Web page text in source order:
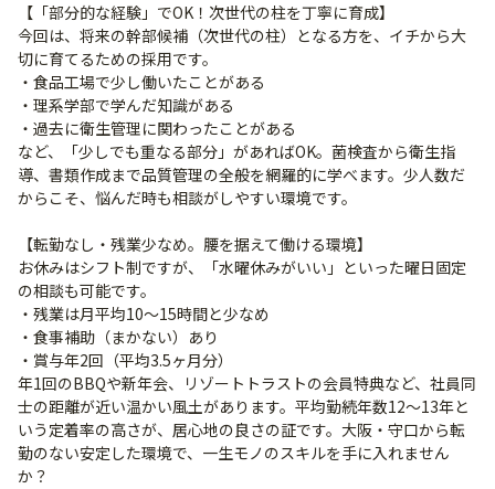
【「部分的な経験」でOK！次世代の柱を丁寧に育成】
今回は、将来の幹部候補（次世代の柱）となる方を、イチから大
切に育てるための採用です。
・食品工場で少し働いたことがある
・理系学部で学んだ知識がある
・過去に衛生管理に関わったことがある
など、「少しでも重なる部分」があればOK。菌検査から衛生指
導、書類作成まで品質管理の全般を網羅的に学べます。少人数だ
からこそ、悩んだ時も相談がしやすい環境です。
【転勤なし・残業少なめ。腰を据えて働ける環境】
お休みはシフト制ですが、「水曜休みがいい」といった曜日固定
の相談も可能です。
・残業は月平均10〜15時間と少なめ
・食事補助（まかない）あり
・賞与年2回（平均3.5ヶ月分）
年1回のBBQや新年会、リゾートトラストの会員特典など、社員同
士の距離が近い温かい風土があります。平均勤続年数12〜13年と
いう定着率の高さが、居心地の良さの証です。大阪・守口から転
勤のない安定した環境で、一生モノのスキルを手に入れません
か？